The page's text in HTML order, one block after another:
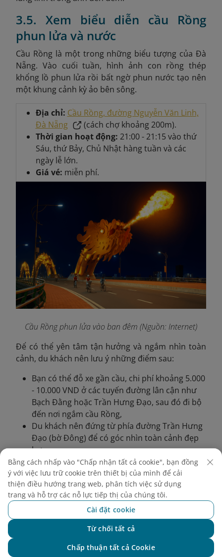
3.5. Xem biểu diễn cầu Rồng
phun lửa và nước
Cầu Rồng là một trong những biểu tượng của Đà
Nẵng. Vào cuối tuần, hình ảnh con rồng thép
khổng lồ phun lửa rồi bất ngờ phun nước tạo nên
một khung cảnh kỳ ảo bên sông.
Địa chỉ: Cầu Rồng, đường Nguyễn Văn Linh,
Đà Nẵng
(cách chợ khoảng 200m).
Thời gian hoạt động: 21:00 - 21:15 vào thứ
Sáu, thứ Bảy, Chủ Nhật hàng tuần và các
ngày lễ lớn.
Giá vé: miễn phí.
Cầu Rồng phun lửa vào ban đêm (Nguồn: Internet)
Để có thể yên tâm tận hưởng và ngắm nhìn toàn
cảnh, du khách nên lưu ý những điểm sau:
Bạn có thể đỗ xe gần cầu, chi phí khoảng 5.000
- 10.000 VND ở các tuyến đường lân cận như
Bạch Đằng hoặc Trần Hưng Đạo, sau đó đi bộ
đến nơi ngắm cầu Rồng,
Du khách nên đứng từ phía đường Trần Hưng
Đạo (bờ Đông) để có góc nhìn toàn cảnh đẹp
hơn.
4. Lời khuyên để có trải
nghiệm tuyệt vời tại chợ
đêm Đà Nẵng
Dưới đây là một số mẹo nhỏ giúp bạn có trải
nghiệm trọn vẹn tại chợ đêm Đà Nẵng:
Bằng cách nhấp vào "Chấp nhận tất cả cookie", bạn đồng
ý với việc lưu trữ cookie trên thiết bị của mình để cải
thiện điều hướng trang web, phân tích việc sử dụng
trang và hỗ trợ các nỗ lực tiếp thị của chúng tôi.
Cài đặt cookie
Từ chối tất cả
Chấp thuận tất cả Cookie